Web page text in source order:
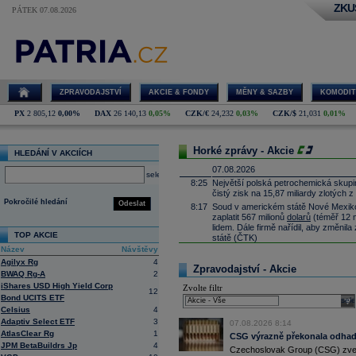
PÁTEK 07.08.2026
ZPRAVODAJSTVÍ AKCIE & FONDY MĚNY & SAZBY
PX 2 805,12 0,00% DAX 26 140,13 0,05% CZK/€ 24,232 0,03% CZK/$ 21,031 0,01%
HLEDÁNÍ V AKCIÍCH
select
Odeslat
Pokročilé hledání
TOP AKCIE
Název
Návštěvy
Agilyx Rg
4
BWAQ Rg-A
2
iShares USD High Yield Corp
Bond UCITS ETF
12
Celsius
4
Adaptiv Select ETF
3
AtlasClear Rg
1
JPM BetaBuildrs Jp
4
Horké zprávy - Akcie
07.08.2026
8:25 Největší polská petrochemická
čistý zisk na 15,87 miliardy zlotých
8:17 Soud v americkém státě Nové
zaplatit 567 milionů dolarů (téměř 12
lidem. Dále firmě nařídil, aby
státě (ČTK)
spojením americké NortonLifeLock
7:51 Czechoslovak Group oznámila za
EBIT 784 mil.EURs EBIT marží
mld.
06.08.2026
22:12 Wall Street závěr: SPX500 -0,2 %,
Zpravodajství - Akcie
Zvolte filtr
07.08.2026 8:14
CSG výrazně překonala
Czechoslovak Group (CSG)